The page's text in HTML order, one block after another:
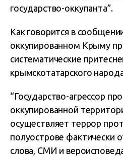
государство-оккупанта”.
Как говорится в
оккупированном Крыму
систематические
крымскотатарского
“Государство-агрессор
оккупированной
осуществляет террор
полуострове фактически
слова, СМИ и